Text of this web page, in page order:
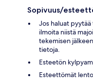
Sopivuus/
Jos haluat
ilmoita niistä
tekemisen
tietoja.
Esteetön
Esteettömät